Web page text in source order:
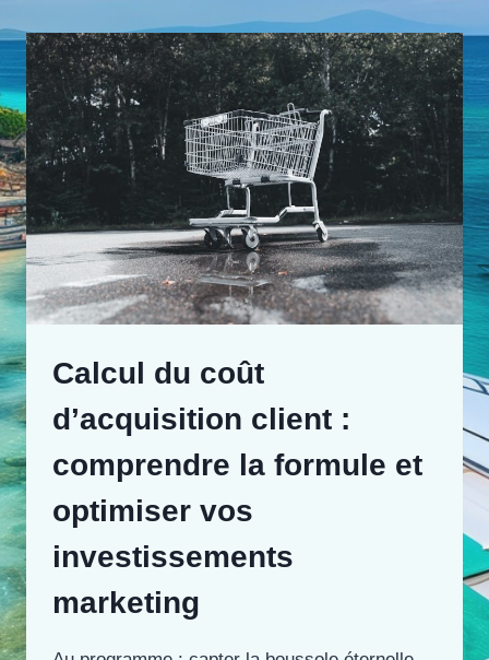
Calcul du coût
d’acquisition client :
comprendre la formule et
optimiser vos
investissements
marketing